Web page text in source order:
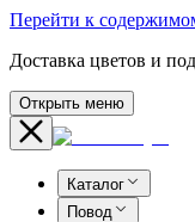
Перейти к
Доставка цветов и
Открыть меню
Каталог
Повод